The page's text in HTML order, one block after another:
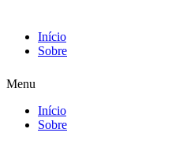
Início
Sobre
Menu
Início
Sobre